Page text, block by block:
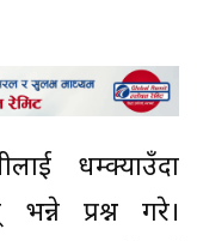
धम्क्याउँदा
भन्ने प्रश्न गरे।